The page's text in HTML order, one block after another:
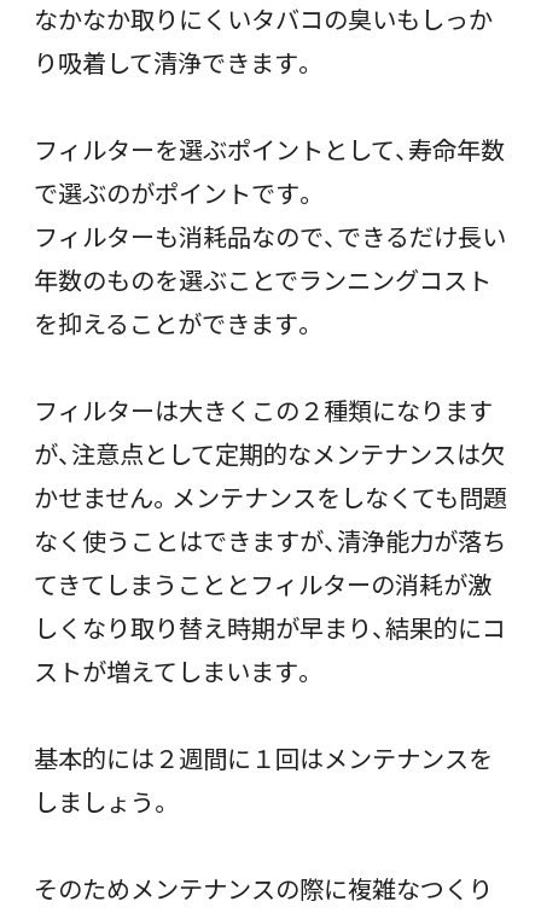
なかなか取りにくいタバコの臭いもしっか
り吸着して清浄できます。
フィルターを選ぶポイントとして、寿命年数
で選ぶのがポイントです。
フィルターも消耗品なので、できるだけ長い
年数のものを選ぶことでランニングコスト
を抑えることができます。
フィルターは大きくこの２種類になります
が、注意点として定期的なメンテナンスは欠
かせません。メンテナンスをしなくても問題
なく使うことはできますが、清浄能力が落ち
てきてしまうこととフィルターの消耗が激
しくなり取り替え時期が早まり、結果的にコ
ストが増えてしまいます。
基本的には２週間に１回はメンテナンスを
しましょう。
そのためメンテナンスの際に複雑なつくり